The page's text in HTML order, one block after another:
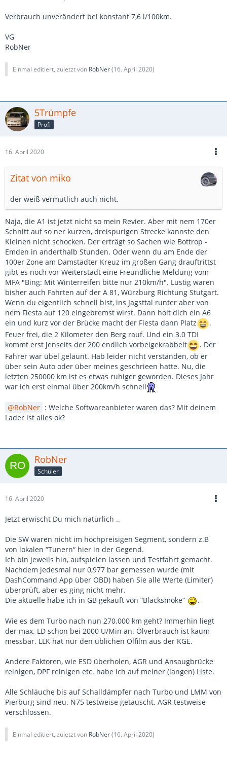
Verbrauch unverändert bei konstant 7,6 l/100km.
VG
RobNer
Einmal editiert, zuletzt von RobNer(16. April 2020)
5Trümpfe
Profi
16. April 2020
Zitat von miko
der weiß vermutlich auch nicht,
Naja, die A1 ist jetzt nicht so mein Revier. Aber mit nem 170er
Schnitt auf so ner kurzen, dreispurigen Strecke kannste den
Kleinen nicht schocken. Der erträgt so Sachen wie Bottrop -
Emden in anderthalb Stunden. Oder wenn du am Ende der
100er Zone am Damstädter Kreuz im großen Gang drauftrittst
gibt es noch vor Weiterstadt eine Freundliche Meldung vom
MFA "Bing: Mit Winterreifen bitte nur 210km/h". Lustig waren
bisher auch Fahrten auf der A 81, Würzburg Richtung Stutgart.
Wenn du eigentlich schnell bist, ins Jagsttal runter aber von
nem Fiesta auf 120 eingebremst wirst. Dann holt dich ein A6
ein und kurz vor der Brücke macht der Fiesta dann Platz
.
Feuer frei, die 2 Kilometer den Berg rauf. Und ein 3.0 TDI
kommt erst jenseits der 200 endlich vorbeigekrabbelt
. Der
Fahrer war übel gelaunt. Hab leider nicht verstanden, ob er
über sein Auto oder über meines geschrieen hatte. Nu, die
letzten 250000 km ist es etwas ruhiger geworden. Dieses Jahr
war ich erst einmal über 200km/h schnell
RobNer : Welche Softwareanbieter waren das? Mit deinem
Lader ist alles ok?
RobNer
Schüler
16. April 2020
Jetzt erwischt Du mich natürlich ..
Die SW waren nicht im hochpreisigen Segment, sondern z.B
von lokalen “Tunern“ hier in der Gegend.
Ich bin jeweils hin, aufspielen lassen und Testfahrt gemacht.
Nachdem jedesmal nur 0,977 bar gemessen wurde (mit
DashCommand App über OBD) haben Sie alle Werte (Limiter)
überprüft, aber es ging nicht mehr.
Die aktuelle habe ich in GB gekauft von “Blacksmoke“
.
Wie es dem Turbo nach nun 270.000 km geht? Immerhin liegt
der max. LD schon bei 2000 U/Min an. Ölverbrauch ist kaum
messbar. LLK hat nur den üblichen Ölfilm aus der KGE.
Andere Faktoren, wie ESD überholen, AGR und Ansaugbrücke
reinigen, DPF reinigen etc. habe ich auf meiner (langen) Liste.
Alle Schläuche bis auf Schalldämpfer nach Turbo und LMM von
Pierburg sind neu. N75 testweise getauscht. AGR testweise
verschlossen.
Einmal editiert, zuletzt von RobNer(16. April 2020)